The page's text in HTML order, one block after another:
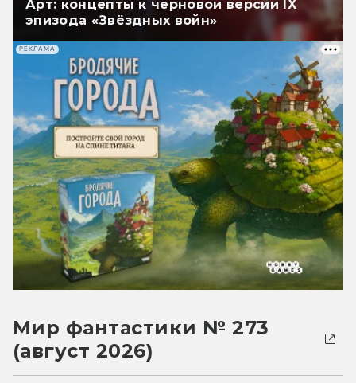
Арт: концепты к черновой версии IX
эпизода «Звёздных войн»
РЕКЛАМА
Мир фантастики № 273
(август 2026)